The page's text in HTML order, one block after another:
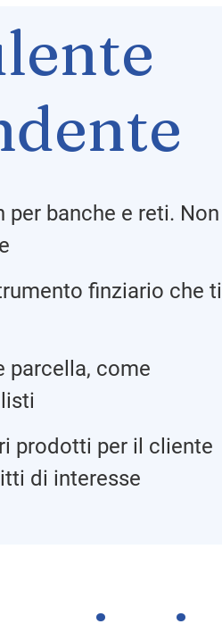
per banche e reti. Non
finziario che ti
parcella, come
prodotti per il cliente
di interesse